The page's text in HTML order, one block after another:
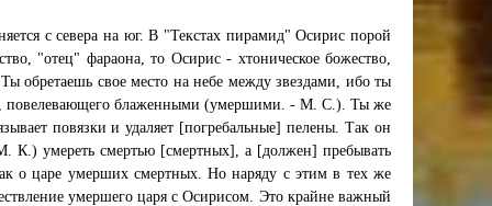
с севера на юг. В "Текстах пирамид" Осирис порой
"отец" фараона, то Осирис - хтоническое божество,
обретаешь свое место на небе между звездами, ибо ты
повелевающего блаженными (умершими. - М. С.). Ты же
повязки и удаляет [погребальные] пелены. Так он
умереть смертью [смертных], а [должен] пребывать
о царе умерших смертных. Но наряду с этим в тех же
умершего царя с Осирисом. Это крайне важный